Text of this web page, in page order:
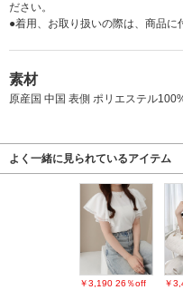
ださい。
●着用、お取り扱いの際は、商品に
素材
原産国 中国 表側 ポリエステル
よく一緒に見られているアイテム
￥3,190 26％off ￥